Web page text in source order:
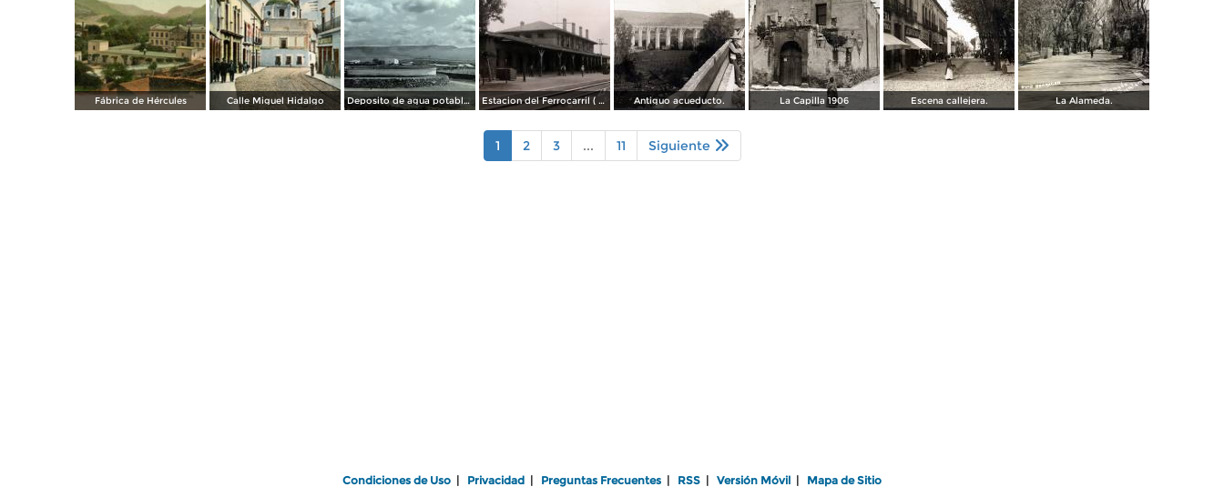
Fábrica de Hércules Calle Miguel Hidalgo Deposito de agua potable ( Circulada el 11 de Diciembre de 1920 ). Estacion del Ferrocarril ( Circulada el 19 de Diciembre de 1927 ). Antiguo acueducto. La Capilla 1906 Escena callejera. La Alameda.
1 2 3 ... 11 Siguiente
Condiciones de Uso Privacidad Preguntas Frecuentes RSS Versión Móvil Mapa de Sitio